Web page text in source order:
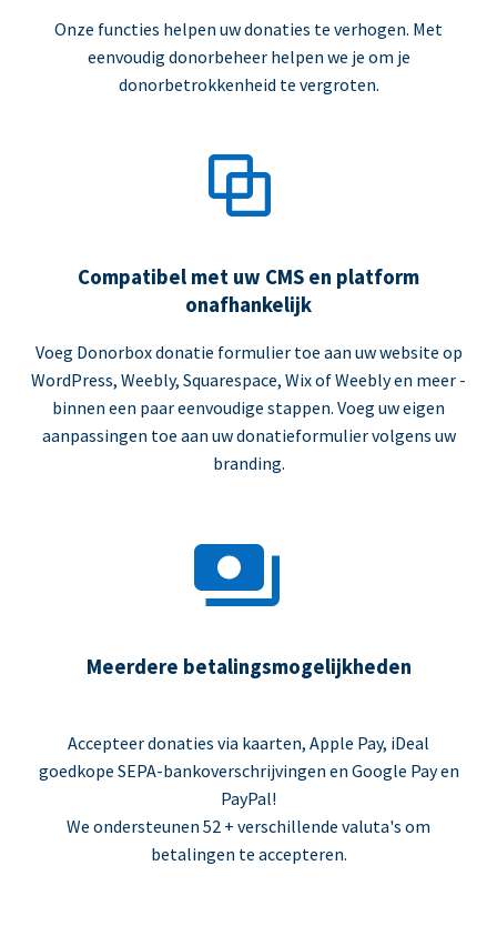
Onze functies helpen uw donaties te verhogen. Met
eenvoudig donorbeheer helpen we je om je
donorbetrokkenheid te vergroten.
Compatibel met uw CMS en platform
onafhankelijk
Voeg Donorbox donatie formulier toe aan uw website op
WordPress, Weebly, Squarespace, Wix of Weebly en meer -
binnen een paar eenvoudige stappen. Voeg uw eigen
aanpassingen toe aan uw donatieformulier volgens uw
branding.
Meerdere betalingsmogelijkheden
Accepteer donaties via kaarten, Apple Pay, iDeal
goedkope SEPA-bankoverschrijvingen en Google Pay en
PayPal!
We ondersteunen 52 + verschillende valuta's om
betalingen te accepteren.